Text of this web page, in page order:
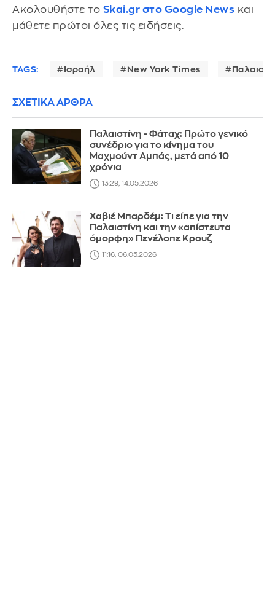
Ακολουθήστε το Skai.gr στο Google News και
μάθετε πρώτοι όλες τις ειδήσεις.
TAGS: Ισραήλ New York Times
ΣΧΕΤΙΚΑ ΑΡΘΡΑ
Παλαιστίνη - Φάταχ: Πρώτο γενικό
συνέδριο για το κίνημα του
Μαχμούντ Αμπάς, μετά από 10
χρόνια
13:29, 14.05.2026
Χαβιέ Μπαρδέμ: Τι είπε για την
Παλαιστίνη και την «απίστευτα
όμορφη» Πενέλοπε Κρουζ
11:16, 06.05.2026